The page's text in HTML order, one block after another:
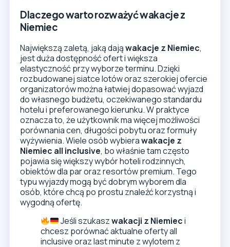
Dlaczego warto rozważyć wakacje z
Niemiec
Największą zaletą, jaką dająwakacje z Niemiec,
jest duża dostępność ofert i większa
elastyczność przy wyborze terminu. Dzięki
rozbudowanej siatce lotów oraz szerokiej ofercie
organizatorów można łatwiej dopasować wyjazd
do własnego budżetu, oczekiwanego standardu
hotelu i preferowanego kierunku. W praktyce
oznacza to, że użytkownik ma więcej możliwości
porównania cen, długości pobytu oraz formuły
wyżywienia. Wiele osób wybierawakacje z
Niemiec all inclusive, bo właśnie tam często
pojawia się większy wybór hoteli rodzinnych,
obiektów dla par oraz resortów premium. Tego
typu wyjazdy mogą być dobrym wyborem dla
osób, które chcą po prostu znaleźć korzystną i
wygodną ofertę.
Jeśli szukaszwakacji z Niemieci
chcesz porównać aktualne oferty all
inclusive oraz last minute z wylotem z